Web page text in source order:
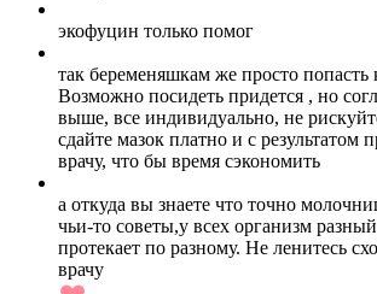
экофуцин только помог
так беременяшкам же просто попасть
Возможно посидеть придется , но
выше, все индивидуально, не
сдайте мазок платно и с результатом
врачу, что бы время сэкономить
а откуда вы знаете что точно
чьи-то советы,у всех организм
протекает по разному. Не ленитесь
врачу